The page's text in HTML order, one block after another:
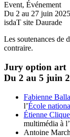
Event, Événement
Du 2 au 27 juin 2025
isdaT site Daurade
Les soutenances de
contraire.
Jury option art
Du 2 au 5 juin
Fabienne
l’École
Étienne
multimédia à
Antoine